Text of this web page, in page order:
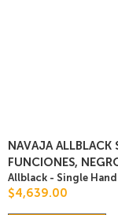
NAVAJA ALLBLACK
FUNCIONES,
Allblack - Single Hand
$4,639.00